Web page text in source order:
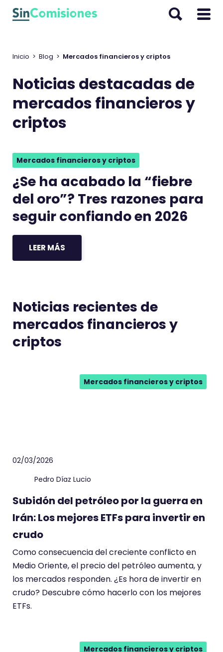
Inicio > Blog > Mercados financieros y criptos
Noticias destacadas de
mercados financieros y
criptos
Mercados financieros y criptos
¿Se ha acabado la “fiebre
del oro”? Tres razones para
seguir confiando en 2026
LEER MÁS
Noticias recientes de
mercados financieros y
criptos
Mercados financieros y criptos
02/03/2026
Pedro Díaz Lucio
Subidón del petróleo por la guerra en
Irán: Los mejores ETFs para invertir en
crudo
Como consecuencia del creciente conflicto en
Medio Oriente, el precio del petróleo aumenta, y
los mercados responden. ¿Es hora de invertir en
crudo? Descubre cómo hacerlo con los mejores
ETFs.
Mercados financieros y criptos